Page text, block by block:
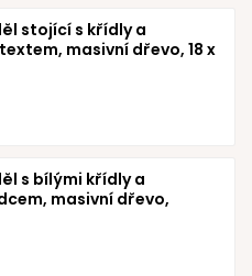
stojící s křídly a
masivní dřevo, 18 x
s bílými křídly a
masivní dřevo,